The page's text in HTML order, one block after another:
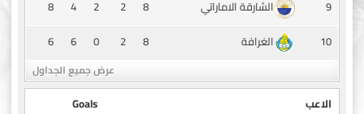
9
الشارقة الاماراتي 8
2
2
4
8
10
الغرافة 8
2
0
6
6
عرض جميع الجداول
الاعب
Goals